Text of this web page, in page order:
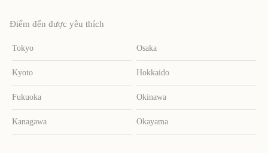
Điểm đến được yêu thích
Tokyo Osaka
Kyoto Hokkaido
Fukuoka Okinawa
Kanagawa Okayama